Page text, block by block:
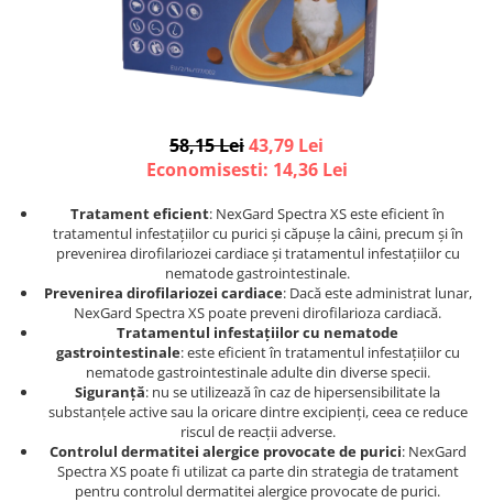
Afecțiuni hepatice
Afecțiuni neurologice
Afecțiuni oftalmice
Afecțiuni renale și urinare
Afecțiuni respiratorii
Suplimente
Suplimente nutritive
Vitamine și minerale
Hrană
Hrană umedă
Hrană uscată
Recompense și snack-uri
Igienă
Igienă orală
Șampoane și balsamuri
Afecțiuni hepatice
Afecțiuni neurologice
Afecțiuni oftalmice
Afecțiuni renale și urinare
Suplimente
Suplimente nutritive
Vitamine și minerale
Hrană
Hrană umedă
Hrană uscată
Igienă
Așternut Tofu / Nisip
Igienă orală
Șampoane și balsamuri
58,15 Lei43,79 Lei
Economisesti: 14,36 Lei
Tratament eficient: NexGard Spectra XS este eficient în
tratamentul infestațiilor cu purici și căpușe la câini, precum și în
prevenirea dirofilariozei cardiace și tratamentul infestațiilor cu
nematode gastrointestinale.
Prevenirea dirofilariozei cardiace: Dacă este administrat lunar,
NexGard Spectra XS poate preveni dirofilarioza cardiacă.
Tratamentul infestațiilor cu nematode
gastrointestinale: este eficient în tratamentul infestațiilor cu
nematode gastrointestinale adulte din diverse specii.
Siguranță: nu se utilizează în caz de hipersensibilitate la
substanțele active sau la oricare dintre excipienți, ceea ce reduce
riscul de reacții adverse.
Controlul dermatitei alergice provocate de purici: NexGard
Spectra XS poate fi utilizat ca parte din strategia de tratament
pentru controlul dermatitei alergice provocate de purici.